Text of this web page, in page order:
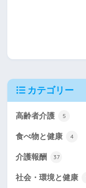
カテゴリー
高齢者介護 5
食べ物と健康 4
介護報酬 37
社会・環境と健康